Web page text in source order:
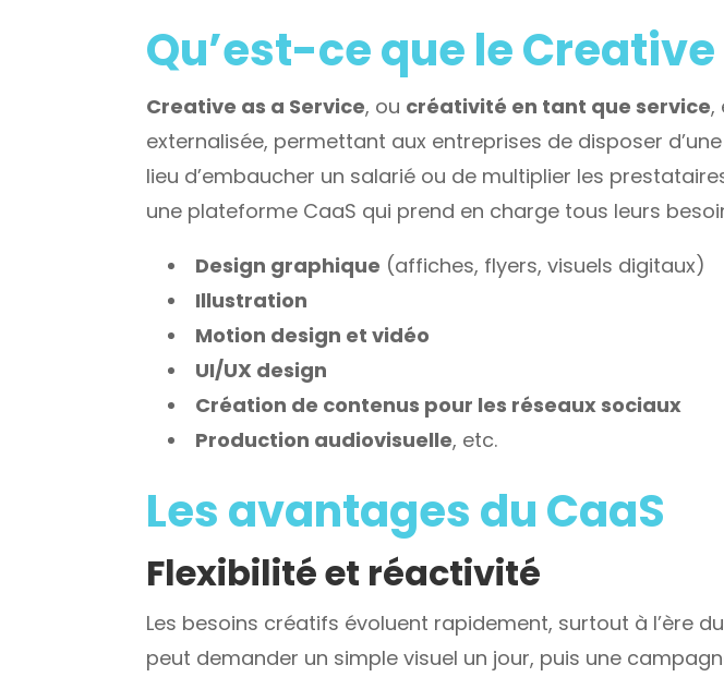
Qu’est-ce que le
Creative as a Service, ou créativité en tant que service,
externalisée, permettant aux entreprises de disposer
lieu d’embaucher un salarié ou de multiplier les
une plateforme CaaS qui prend en charge tous leurs
Design graphique (affiches, flyers, visuels digitaux)
Illustration
Motion design et vidéo
UI/UX design
Création de contenus pour les réseaux sociaux
Production audiovisuelle, etc.
Les avantages du CaaS
Flexibilité et réactivité
Les besoins créatifs évoluent rapidement, surtout à l’ère
peut demander un simple visuel un jour, puis une